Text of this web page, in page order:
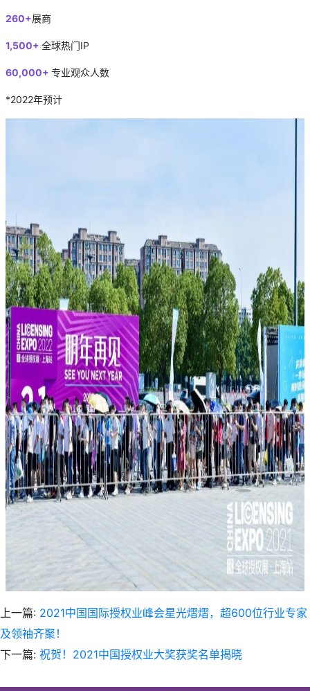
260+展商
1,500+ 全球热门IP
60,000+ 专业观众人数
*2022年预计
上一篇: 2021中国国际授权业峰会星光熠熠，超600位行业专家
及领袖齐聚！
下一篇: 祝贺！2021中国授权业大奖获奖名单揭晓